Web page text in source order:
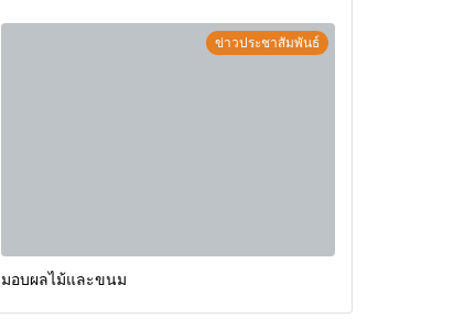
ข่าวประชาสัมพันธ์
มอบผลไม้และขนม